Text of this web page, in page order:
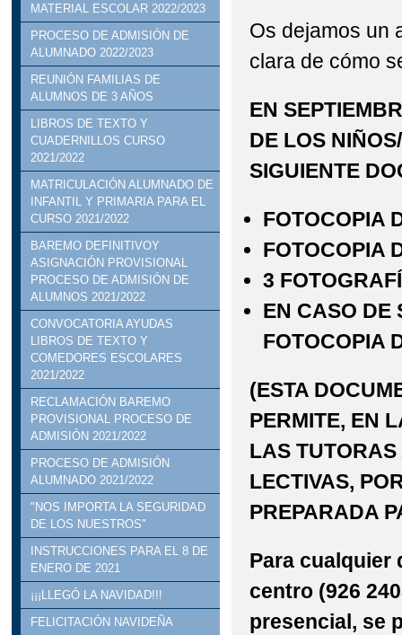
MATERIAL ESCOLAR 2022/2023
PROCESO DE ADMISIÓN DE
ALUMNADO 2022/2023
REUNIÓN FAMILIAS DE
ALUMNOS DE 3 AÑOS
LIBROS DE TEXTO Y
CUADERNILLOS CURSO
2021/2022
MATRICULACIÓN ALUMNADO DE
INFANTIL Y PRIMARIA PARA EL
CURSO 2021/2022
BAREMO DEFINITIVOY
ASIGNACIÓN PROVISIONAL
PROCESO DE ADMISIÓN DE
ALUMNOS 2021/2022
CONVOCATORIA AYUDAS
LIBROS DE TEXTO Y
COMEDORES ESCOLARES
2021/2022
RECLAMACIÓN BAREMO
PROVISIONAL PROCESO DE
ADMISIÓN 2021/2022
PROCESO DE ADMISIÓN
ALUMNADO 2021/2022
"NOS IMPORTA LA SEGURIDAD
DE LOS NUESTROS"
INSTRUCCIONES PARA EL 8 DE
ENERO DE 2021
¡¡¡LLEGÓ LA NAVIDAD!!!
FELICITACIÓN NAVIDEÑA
Os dejamos un
clara de cómo
EN
DE LOS
SIGUIENTE
FOTOCOPIA
FOTOCOPIA
3
EN CASO DE
FOTOCOPIA
(ESTA
PERMITE, EN
LAS
LECTIVAS,
PREPARADA
Para cualquier
centro (926
presencial, se